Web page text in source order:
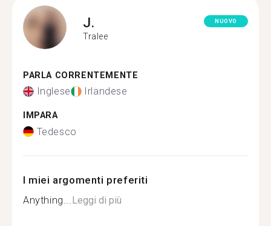
J.
Tralee
NUOVO
PARLA CORRENTEMENTE
Inglese Irlandese
IMPARA
Tedesco
I miei argomenti preferiti
Anything... Leggi di più